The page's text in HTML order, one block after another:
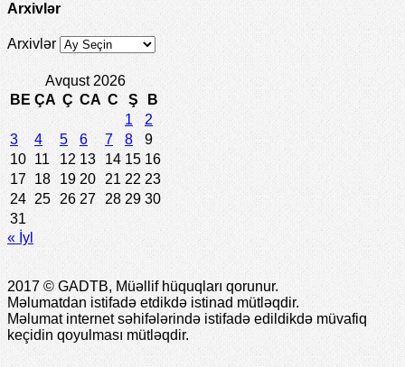
Arxivlər
Arxivlər
Avqust 2026
BE ÇA Ç CA C Ş
B
1
2
3
4 5 6 7 8
9
10 11 12 13 14 15 16
17
18 19 20 21 22 23
24 25 26 27 28 29 30
31
« İyl
2017 © GADTB, Müəllif hüquqları qorunur.
Məlumatdan istifadə etdikdə istinad mütləqdir.
Məlumat internet səhifələrində istifadə edildikdə müvafiq
keçidin qoyulması mütləqdir.